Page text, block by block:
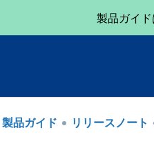
製品ガイド
製品ガイド リリースノート